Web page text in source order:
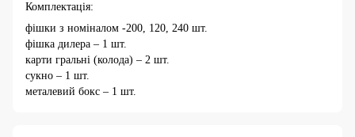
Комплектація:
фішки з номіналом -200, 120, 240 шт.
фішка дилера – 1 шт.
карти гральні (колода) – 2 шт.
сукно – 1 шт.
металевий бокс – 1 шт.